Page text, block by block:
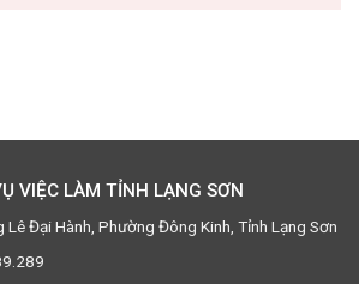
VIỆC LÀM TỈNH LẠNG SƠN
Đại Hành, Phường Đông Kinh, Tỉnh Lạng Sơn